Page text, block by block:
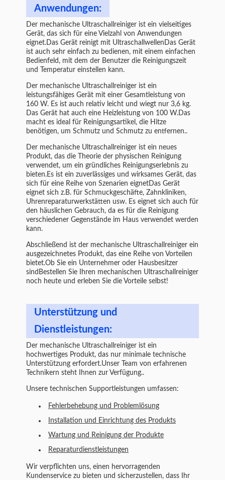
Anwendungen:
Der mechanische Ultraschallreiniger ist ein vielseitiges
Gerät, das sich für eine Vielzahl von Anwendungen
eignet.Das Gerät reinigt mit UltraschallwellenDas Gerät
ist auch sehr einfach zu bedienen, mit einem einfachen
Bedienfeld, mit dem der Benutzer die Reinigungszeit
und Temperatur einstellen kann.
Der mechanische Ultraschallreiniger ist ein
leistungsfähiges Gerät mit einer Gesamtleistung von
160 W. Es ist auch relativ leicht und wiegt nur 3,6 kg.
Das Gerät hat auch eine Heizleistung von 100 W.Das
macht es ideal für Reinigungsartikel, die Hitze
benötigen, um Schmutz und Schmutz zu entfernen..
Der mechanische Ultraschallreiniger ist ein neues
Produkt, das die Theorie der physischen Reinigung
verwendet, um ein gründliches Reinigungserlebnis zu
bieten.Es ist ein zuverlässiges und wirksames Gerät, das
sich für eine Reihe von Szenarien eignetDas Gerät
eignet sich z.B. für Schmuckgeschäfte, Zahnkliniken,
Uhrenreparaturwerkstätten usw. Es eignet sich auch für
den häuslichen Gebrauch, da es für die Reinigung
verschiedener Gegenstände im Haus verwendet werden
kann.
Abschließend ist der mechanische Ultraschallreiniger ein
ausgezeichnetes Produkt, das eine Reihe von Vorteilen
bietet.Ob Sie ein Unternehmer oder Hausbesitzer
sindBestellen Sie Ihren mechanischen Ultraschallreiniger
noch heute und erleben Sie die Vorteile selbst!
Unterstützung und
Dienstleistungen:
Der mechanische Ultraschallreiniger ist ein
hochwertiges Produkt, das nur minimale technische
Unterstützung erfordert.Unser Team von erfahrenen
Technikern steht Ihnen zur Verfügung..
Unsere technischen Supportleistungen umfassen:
Fehlerbehebung und Problemlösung
Installation und Einrichtung des Produkts
Wartung und Reinigung der Produkte
Reparaturdienstleistungen
Wir verpflichten uns, einen hervorragenden
Kundenservice zu bieten und sicherzustellen, dass Ihr